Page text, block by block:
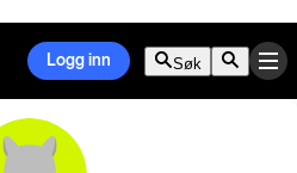
Logg inn Søk